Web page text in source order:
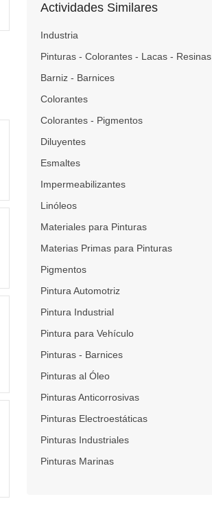
Actividades Similares
Industria
Pinturas - Colorantes - Lacas - Resinas
Barniz - Barnices
Colorantes
Colorantes - Pigmentos
Diluyentes
Esmaltes
Impermeabilizantes
Linóleos
Materiales para Pinturas
Materias Primas para Pinturas
Pigmentos
Pintura Automotriz
Pintura Industrial
Pintura para Vehículo
Pinturas - Barnices
Pinturas al Óleo
Pinturas Anticorrosivas
Pinturas Electroestáticas
Pinturas Industriales
Pinturas Marinas